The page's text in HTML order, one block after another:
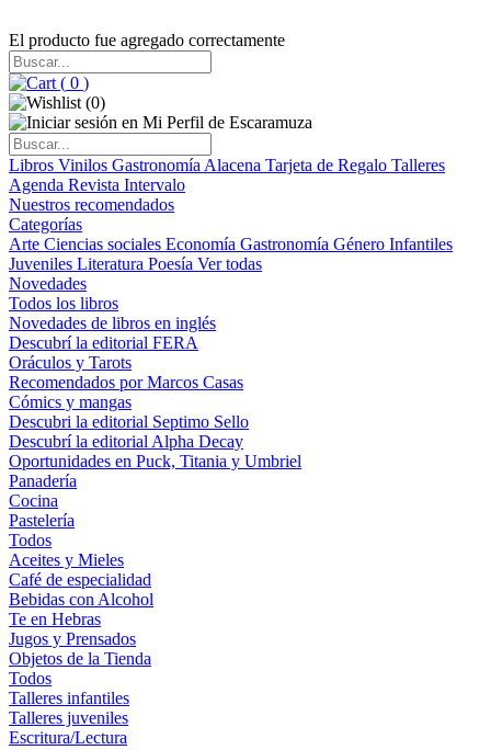
El producto fue agregado correctamente
( 0 )
(0)
Libros Vinilos Gastronomía Alacena Tarjeta de Regalo Talleres
Agenda Revista Intervalo
Nuestros recomendados
Categorías
Arte Ciencias sociales Economía Gastronomía Género Infantiles
Juveniles Literatura Poesía Ver todas
Novedades
Todos los libros
Novedades de libros en inglés
Descubrí la editorial FERA
Oráculos y Tarots
Recomendados por Marcos Casas
Cómics y mangas
Descubri la editorial Septimo Sello
Descubrí la editorial Alpha Decay
Oportunidades en Puck, Titania y Umbriel
Panadería
Cocina
Pastelería
Todos
Aceites y Mieles
Café de especialidad
Bebidas con Alcohol
Te en Hebras
Jugos y Prensados
Objetos de la Tienda
Todos
Talleres infantiles
Talleres juveniles
Escritura/Lectura